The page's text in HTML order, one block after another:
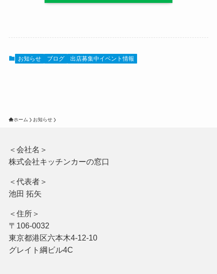
お知らせ ブログ 出店募集中イベント情報
ホーム お知らせ
＜会社名＞
株式会社キッチンカーの窓口
＜代表者＞
池田 拓矢
＜住所＞
〒106-0032
東京都港区六本木4-12-10
グレイト綱ビル4C